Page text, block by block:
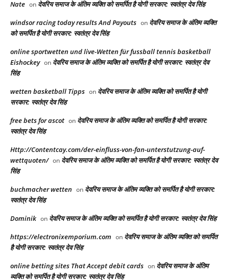
Nate on देवरिय समाज के अंतिम व्यक्ति को समर्पित है योगी सरकार: स्वतंत्र देव सिंह
windsor racing today results And Payouts​ on देवरिय समाज के अंतिम व्यक्ति
को समर्पित है योगी सरकार: स्वतंत्र देव सिंह
online sportwetten und live-Wetten für fussball tennis basketball
Eishockey on देवरिय समाज के अंतिम व्यक्ति को समर्पित है योगी सरकार: स्वतंत्र देव
सिंह
wetten basketball Tipps on देवरिय समाज के अंतिम व्यक्ति को समर्पित है योगी
सरकार: स्वतंत्र देव सिंह
free bets for ascot​ on देवरिय समाज के अंतिम व्यक्ति को समर्पित है योगी सरकार:
स्वतंत्र देव सिंह
Http://Contentcay.com/der-einfluss-von-fan-unterstutzung-auf-
wettquoten/ on देवरिय समाज के अंतिम व्यक्ति को समर्पित है योगी सरकार: स्वतंत्र देव
सिंह
buchmacher wetten on देवरिय समाज के अंतिम व्यक्ति को समर्पित है योगी सरकार:
स्वतंत्र देव सिंह
Dominik on देवरिय समाज के अंतिम व्यक्ति को समर्पित है योगी सरकार: स्वतंत्र देव सिंह
https://electronixemporium.com on देवरिय समाज के अंतिम व्यक्ति को समर्पित
है योगी सरकार: स्वतंत्र देव सिंह
online betting sites That Accept debit cards on देवरिय समाज के अंतिम
व्यक्ति को समर्पित है योगी सरकार: स्वतंत्र देव सिंह